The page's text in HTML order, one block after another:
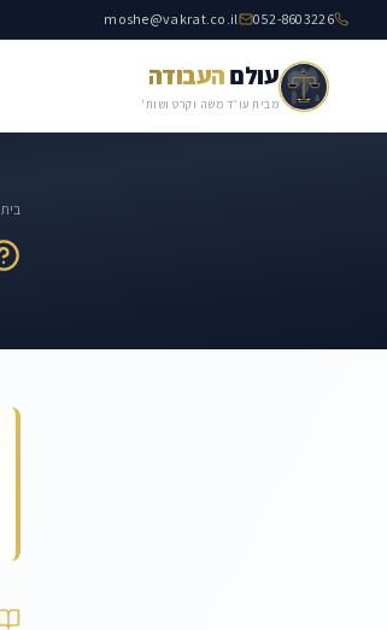
052-8603226
moshe@vakrat.co.il
עולםהעבודה
מבית עו״ד משה וקרט ושות'
בית